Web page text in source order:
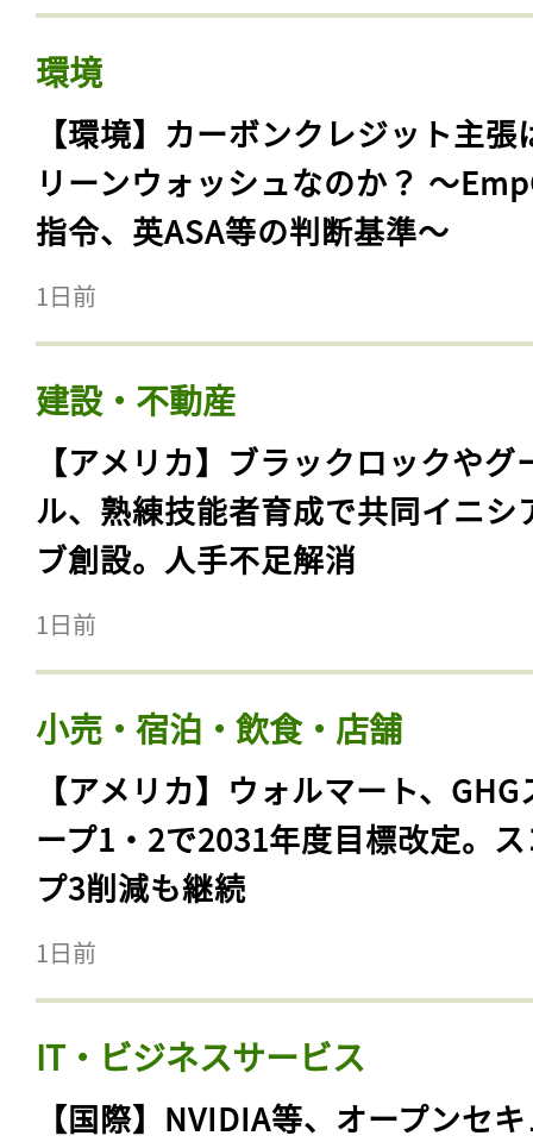
環境
【環境】カーボンクレジット主張
リーンウォッシュなのか？ 〜
指令、英ASA等の判断基準〜
1日前
建設・不動産
【アメリカ】ブラックロックやグ
ル、熟練技能者育成で共同イニシ
ブ創設。人手不足解消
1日前
小売・宿泊・飲食・店舗
【アメリカ】ウォルマート、GHG
ープ1・2で2031年度目標改定。
プ3削減も継続
1日前
IT・ビジネスサービス
【国際】NVIDIA等、オープンセ